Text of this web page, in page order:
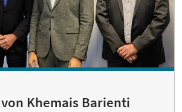
Khemais Barienti